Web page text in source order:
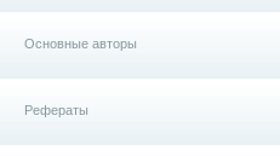
Основные авторы
Рефераты